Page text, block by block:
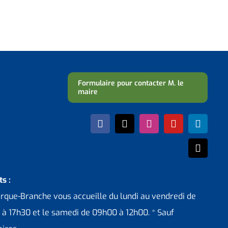
Formulaire pour contacter M. le
maire
:
Branche vous accueille du lundi au vendredi de
17h30 et le samedi de 09h00 à 12h00. * Sauf